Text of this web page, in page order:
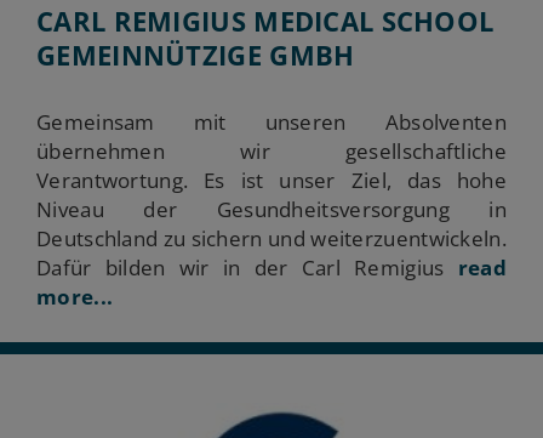
CARL REMIGIUS MEDICAL SCHOOL
GEMEINNÜTZIGE GMBH
Gemeinsam mit unseren Absolventen
übernehmen wir gesellschaftliche
Verantwortung. Es ist unser Ziel, das hohe
Niveau der Gesundheitsversorgung in
Deutschland zu sichern und weiterzuentwickeln.
Dafür bilden wir in der Carl Remigius read
more...